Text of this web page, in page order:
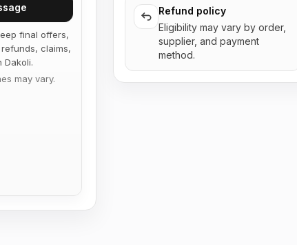
final offers,
claims,
Dakoli.
may vary.
Refund policy
Eligibility may vary by order,
supplier, and payment
method.